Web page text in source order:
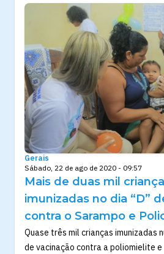
Gerais
Sábado, 22 de ago de 2020 - 09:57
Mais de duas mil
imunizadas no dia “D”
contra o Sarampo e
Quase três mil crianças imunizadas
de vacinação contra a poliomielite e